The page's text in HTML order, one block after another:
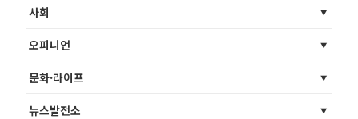
사회
오피니언
문화·라이프
뉴스발전소